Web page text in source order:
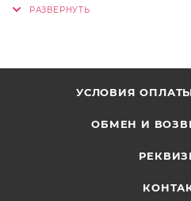
УСЛОВИЯ
ОБМЕН И